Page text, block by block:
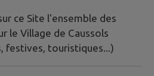
ce Site l'ensemble des
le Village de Caussols
festives, touristiques...)